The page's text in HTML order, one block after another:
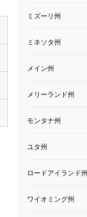
ミズーリ州
ミネソタ州
メイン州
メリーランド州
モンタナ州
ユタ州
ロードアイランド州
ワイオミング州